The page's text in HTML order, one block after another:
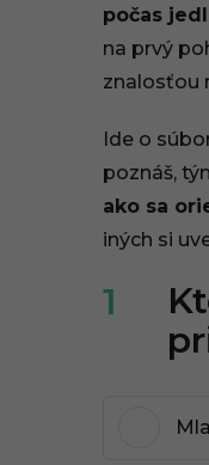
počas
na prvý
znalosťou
Ide o
poznáš,
ako sa
iných si
1